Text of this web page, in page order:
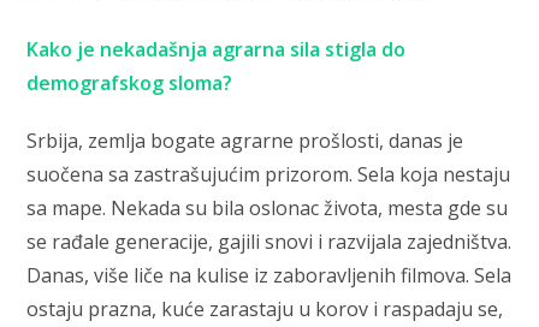
Kako je nekadašnja agrarna sila stigla do
demografskog sloma?
Srbija, zemlja bogate agrarne prošlosti, danas je
suočena sa zastrašujućim prizorom. Sela koja nestaju
sa mape. Nekada su bila oslonac života, mesta gde su
se rađale generacije, gajili snovi i razvijala zajedništva.
Danas, više liče na kulise iz zaboravljenih filmova. Sela
ostaju prazna, kuće zarastaju u korov i raspadaju se,